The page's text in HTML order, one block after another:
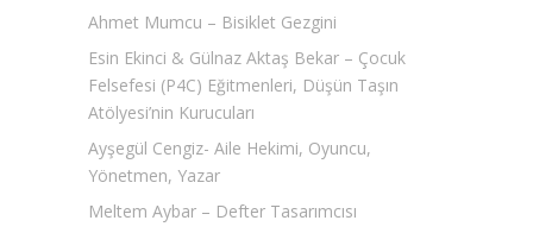
Ahmet Mumcu – Bisiklet Gezgini
Esin Ekinci & Gülnaz Aktaş Bekar – Çocuk
Felsefesi (P4C) Eğitmenleri, Düşün Taşın
Atölyesi’nin Kurucuları
Ayşegül Cengiz- Aile Hekimi, Oyuncu,
Yönetmen, Yazar
Meltem Aybar – Defter Tasarımcısı